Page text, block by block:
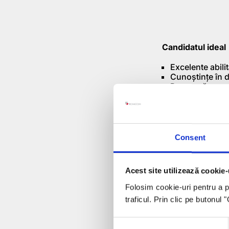
Consent
Acest site utilizează
Folosim cookie-uri pentru a
traficul. Prin clic pe butonul
Candidatul ideal
Excelente
Cunoștințe în
Persoană
Abilități de
Permis de
Experiența în
Responsabilități
Promovează